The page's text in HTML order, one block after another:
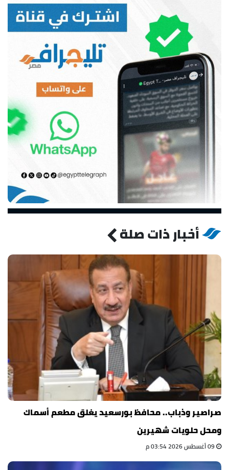
أخبار ذات صلة
صراصير وذباب.. محافظ بورسعيد يغلق مطعم أسماك
ومحل حلويات شهيرين